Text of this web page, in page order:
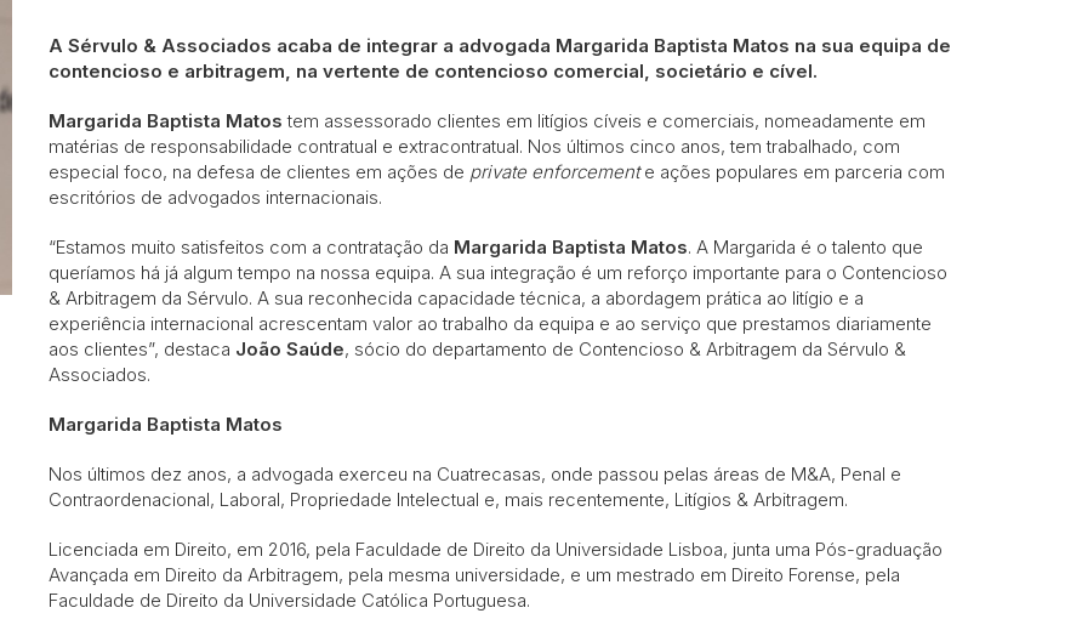
A Sérvulo & Associados acaba de integrar a advogada Margarida Baptista Matos na sua equipa de
contencioso e arbitragem, na vertente de contencioso comercial, societário e cível.
Margarida Baptista Matos tem assessorado clientes em litígios cíveis e comerciais, nomeadamente em
matérias de responsabilidade contratual e extracontratual. Nos últimos cinco anos, tem trabalhado, com
especial foco, na defesa de clientes em ações de private enforcemente ações populares em parceria com
escritórios de advogados internacionais.
“Estamos muito satisfeitos com a contratação da Margarida Baptista Matos. A Margarida é o talento que
queríamos há já algum tempo na nossa equipa. A sua integração é um reforço importante para o Contencioso
& Arbitragem da Sérvulo. A sua reconhecida capacidade técnica, a abordagem prática ao litígio e a
experiência internacional acrescentam valor ao trabalho da equipa e ao serviço que prestamos diariamente
aos clientes”, destaca João Saúde, sócio do departamento de Contencioso & Arbitragem da Sérvulo &
Associados.
Margarida Baptista Matos
Nos últimos dez anos, a advogada exerceu na Cuatrecasas, onde passou pelas áreas de M&A, Penal e
Contraordenacional, Laboral, Propriedade Intelectual e, mais recentemente, Litígios & Arbitragem.
Licenciada em Direito, em 2016, pela Faculdade de Direito da Universidade Lisboa, junta uma Pós-graduação
Avançada em Direito da Arbitragem, pela mesma universidade, e um mestrado em Direito Forense, pela
Faculdade de Direito da Universidade Católica Portuguesa.